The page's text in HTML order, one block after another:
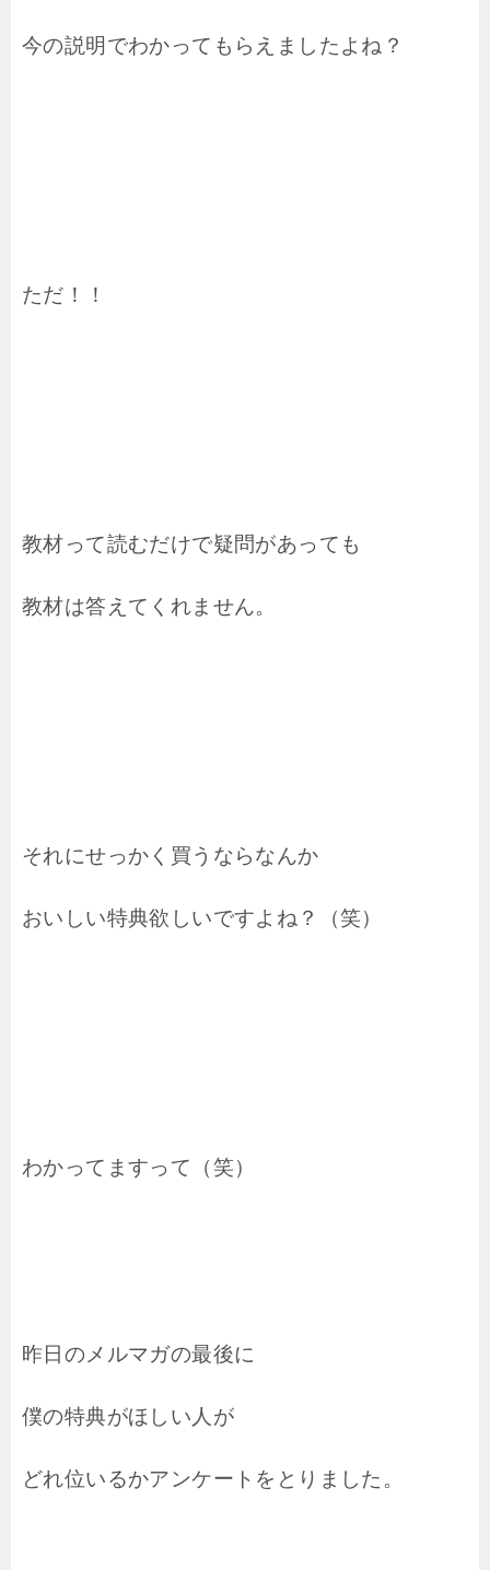
今の説明でわかってもらえましたよね？
ただ！！
教材って読むだけで疑問があっても
教材は答えてくれません。
それにせっかく買うならなんか
おいしい特典欲しいですよね？（笑）
わかってますって（笑）
昨日のメルマガの最後に
僕の特典がほしい人が
どれ位いるかアンケートをとりました。